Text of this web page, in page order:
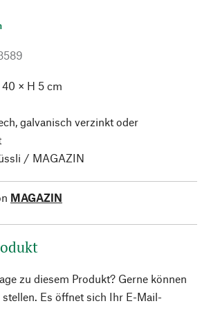
× H 5 cm
galvanisch verzinkt oder
/ MAGAZIN
MAGAZIN
zu diesem Produkt? Gerne können
stellen. Es öffnet sich Ihr E-Mail-